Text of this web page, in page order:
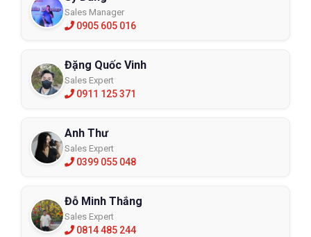
Sales Manager
0905 605 016
Đặng Quốc Vinh
Sales Expert
0911 125 371
Anh Thư
Sales Expert
0399 055 048
Đỗ Minh Thắng
Sales Expert
0814 485 244